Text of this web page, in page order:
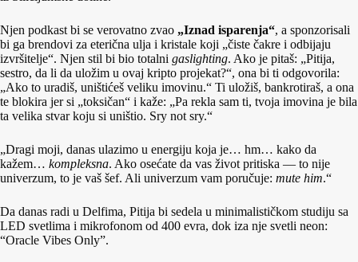
Njen podkast bi se verovatno zvao „Iznad isparenja“, a sponzorisali
bi ga brendovi za eterična ulja i kristale koji „čiste čakre i odbijaju
izvršitelje“. Njen stil bi bio totalni gaslighting. Ako je pitaš: „Pitija,
sestro, da li da uložim u ovaj kripto projekat?“, ona bi ti odgovorila:
„Ako to uradiš, uništićeš veliku imovinu.“ Ti uložiš, bankrotiraš, a ona
te blokira jer si „toksičan“ i kaže: „Pa rekla sam ti, tvoja imovina je bila
ta velika stvar koju si uništio. Sry not sry.“
„Dragi moji, danas ulazimo u energiju koja je… hm… kako da
kažem… kompleksna. Ako osećate da vas život pritiska — to nije
univerzum, to je vaš šef. Ali univerzum vam poručuje: mute him.“
Da danas radi u Delfima, Pitija bi sedela u minimalističkom studiju sa
LED svetlima i mikrofonom od 400 evra, dok iza nje svetli neon:
“Oracle Vibes Only”.